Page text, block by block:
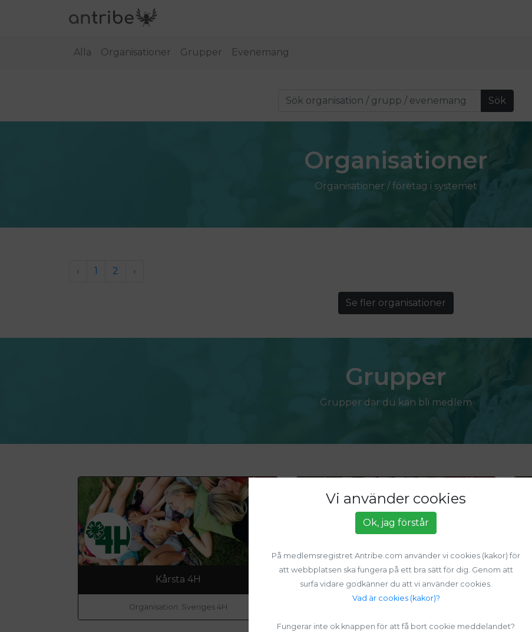
Alla Organisationer Grupper Evenemang
Sök
Organisationer
Organisationer / företag i systemet
‹ 1 2 ›
Se fler organisationer
Grupper
Grupper där du kan bli medlem
Kårsta 4H
Organisation: Sveriges 4H
Vallentuna 4H
Vi använder cookies
Ok, jag förstår
På medlemsregistret Antribe.com använder vi cookies (kakor) för
att webbplatsen ska fungera på ett bra sätt för dig. Genom att
surfa vidare godkänner du att vi använder cookies.
Vad är cookies (kakor)?
Fungerar inte ok knappen för att få bort cookie meddelandet?